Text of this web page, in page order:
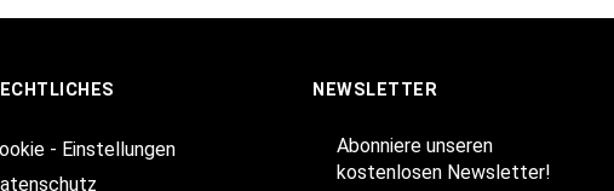
- Einstellungen
NEWSLETTER
Abonniere unseren
kostenlosen Newsletter!